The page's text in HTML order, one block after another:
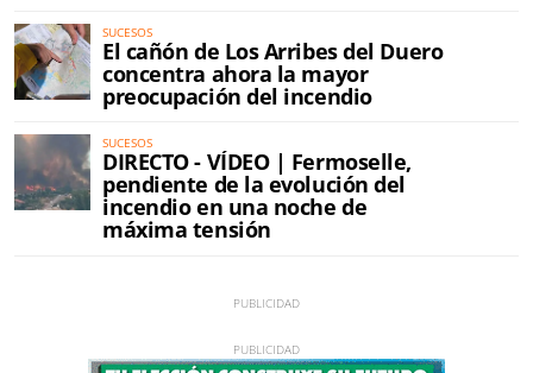
SUCESOS
El cañón de Los Arribes del Duero
concentra ahora la mayor
preocupación del incendio
SUCESOS
DIRECTO - VÍDEO | Fermoselle,
pendiente de la evolución del
incendio en una noche de
máxima tensión